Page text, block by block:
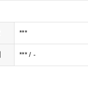
***
*** / -